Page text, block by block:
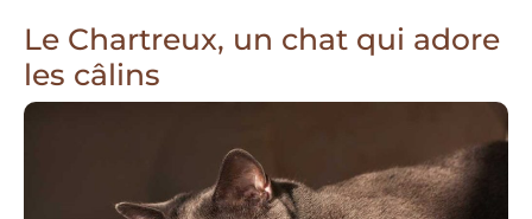
Le Chartreux, un chat qui adore
les câlins